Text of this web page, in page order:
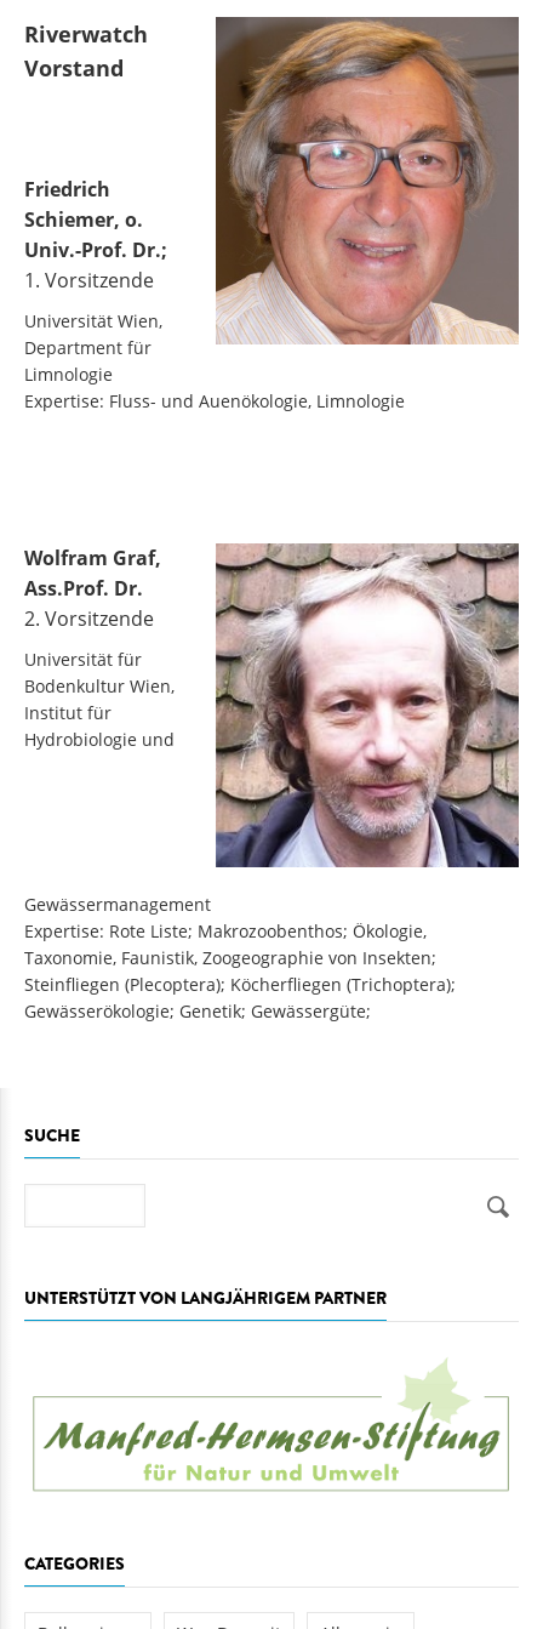
Riverwatch
Vorstand
Friedrich
Schiemer, o.
Univ.-Prof. Dr.;
1. Vorsitzende
Universität Wien,
Department für
Limnologie
Expertise: Fluss- und Auenökologie, Limnologie
Wolfram Graf,
Ass.Prof. Dr.
2. Vorsitzende
Universität für
Bodenkultur Wien,
Institut für
Hydrobiologie und
Gewässermanagement
Expertise: Rote Liste; Makrozoobenthos; Ökologie,
Taxonomie, Faunistik, Zoogeographie von Insekten;
Steinfliegen (Plecoptera); Köcherfliegen (Trichoptera);
Gewässerökologie; Genetik; Gewässergüte;
SUCHE
UNTERSTÜTZT VON LANGJÄHRIGEM PARTNER
CATEGORIES